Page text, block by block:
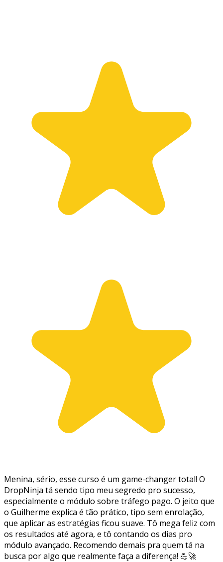
Menina, sério, esse curso é um game-changer total! O
DropNinja tá sendo tipo meu segredo pro sucesso,
especialmente o módulo sobre tráfego pago. O jeito que
o Guilherme explica é tão prático, tipo sem enrolação,
que aplicar as estratégias ficou suave. Tô mega feliz com
os resultados até agora, e tô contando os dias pro
módulo avançado. Recomendo demais pra quem tá na
busca por algo que realmente faça a diferença! 💪🚀